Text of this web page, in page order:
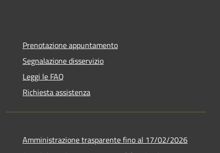
Prenotazione appuntamento
Segnalazione disservizio
Leggi le FAQ
Richiesta assistenza
Amministrazione trasparente fino al 17/02/2026